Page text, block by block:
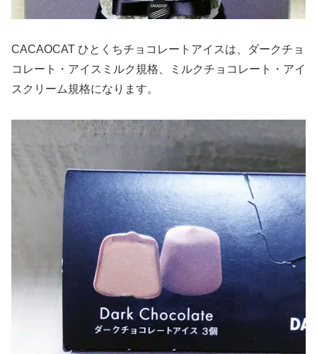
CACAOCAT ひとくちチョコレートアイスは、ダークチョ
コレート・アイスミルク規格、ミルクチョコレート・アイ
スクリーム規格になります。